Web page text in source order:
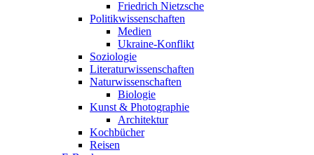
Friedrich Nietzsche
Politikwissenschaften
Medien
Ukraine-Konflikt
Soziologie
Literaturwissenschaften
Naturwissenschaften
Biologie
Kunst & Photographie
Architektur
Kochbücher
Reisen